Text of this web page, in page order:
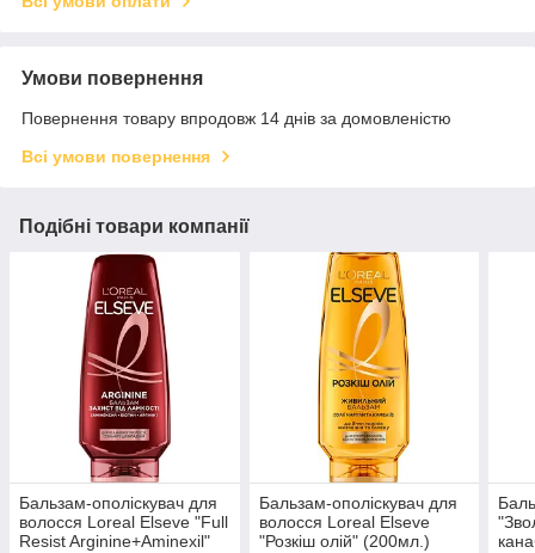
Умови повернення
Повернення товару впродовж 14 днів за домовленістю
Всі умови повернення
Подібні товари компанії
Бальзам-ополіскувач для
волосся Loreal Elseve "Full
Resist Arginine+Aminexil"
Бальзам-ополіскувач для
волосся Loreal Elseve
"Розкіш олій" (200мл.)